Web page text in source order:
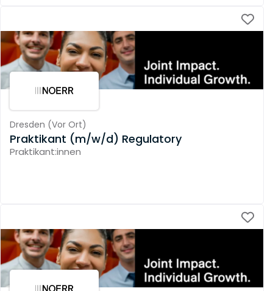
Dresden (Vor Ort)
Praktikant (m/w/d) Regulatory
Praktikant:innen